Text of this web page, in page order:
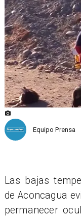
Equipo Prensa
Las bajas
de Aconcagua
permanecer